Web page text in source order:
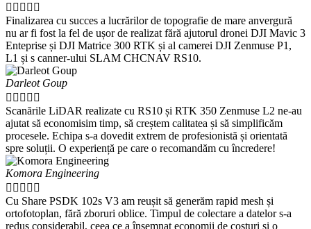
    
Finalizarea cu succes a lucrărilor de topografie de mare anvergură
nu ar fi fost la fel de ușor de realizat fără ajutorul dronei DJI Mavic 3
Enteprise și DJI Matrice 300 RTK și al camerei DJI Zenmuse P1,
L1 și s canner-ului SLAM CHCNAV RS10.
Darleot Goup
    
Scanările LiDAR realizate cu RS10 și RTK 350 Zenmuse L2 ne-au
ajutat să economisim timp, să creștem calitatea și să simplificăm
procesele. Echipa s-a dovedit extrem de profesionistă și orientată
spre soluții. O experiență pe care o recomandăm cu încredere!
Komora Engineering
    
Cu Share PSDK 102s V3 am reușit să generăm rapid mesh și
ortofotoplan, fără zboruri oblice. Timpul de colectare a datelor s-a
redus considerabil, ceea ce a însemnat economii de costuri și o